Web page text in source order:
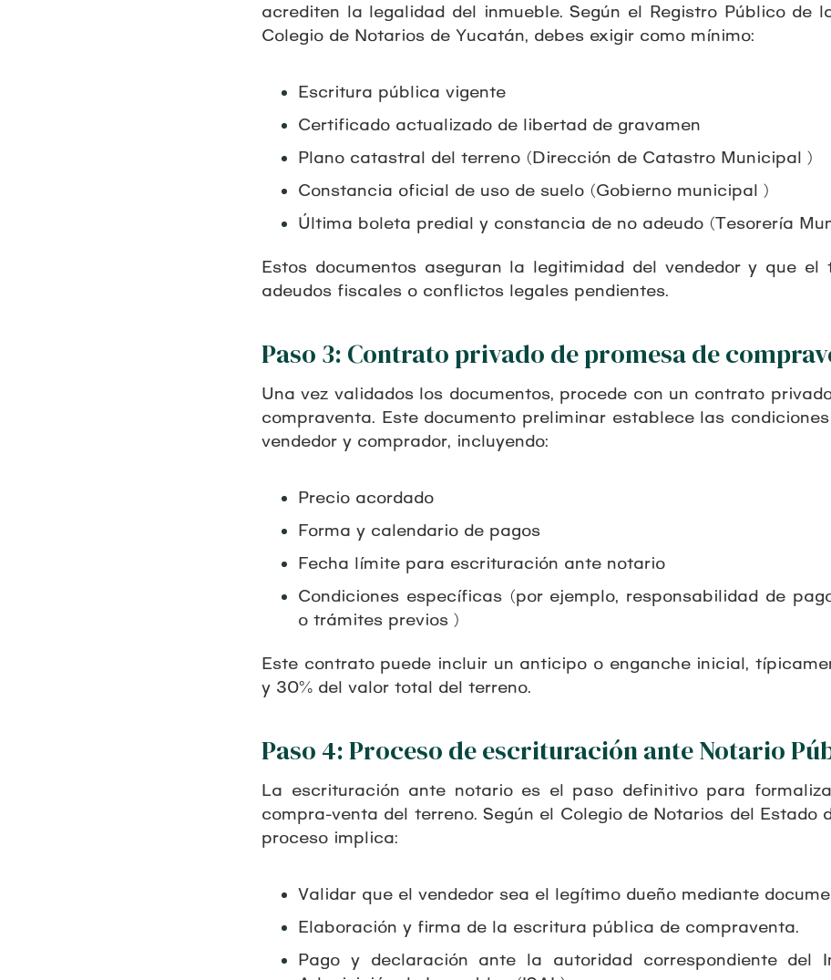
acrediten la legalidad del inmueble. Según el Registro Público de
Colegio de Notarios de Yucatán, debes exigir como mínimo:
Escritura pública vigente
Certificado actualizado de libertad de gravamen
Plano catastral del terreno (Dirección de Catastro Municipal)
Constancia oficial de uso de suelo (Gobierno municipal)
Última boleta predial y constancia de no adeudo (Tesorería
Estos documentos aseguran la legitimidad del vendedor y que el
adeudos fiscales o conflictos legales pendientes.
Paso 3: Contrato privado de promesa de
Una vez validados los documentos, procede con un contrato
compraventa. Este documento preliminar establece las
vendedor y comprador, incluyendo:
Precio acordado
Forma y calendario de pagos
Fecha límite para escrituración ante notario
Condiciones específicas (por ejemplo, responsabilidad de
o trámites previos)
Este contrato puede incluir un anticipo o enganche inicial,
y 30% del valor total del terreno.
Paso 4: Proceso de escrituración ante Notario
La escrituración ante notario es el paso definitivo para
compra-venta del terreno. Según el Colegio de Notarios del Estado
proceso implica:
Validar que el vendedor sea el legítimo dueño mediante
Elaboración y firma de la escritura pública de compraventa.
Pago y declaración ante la autoridad correspondiente del